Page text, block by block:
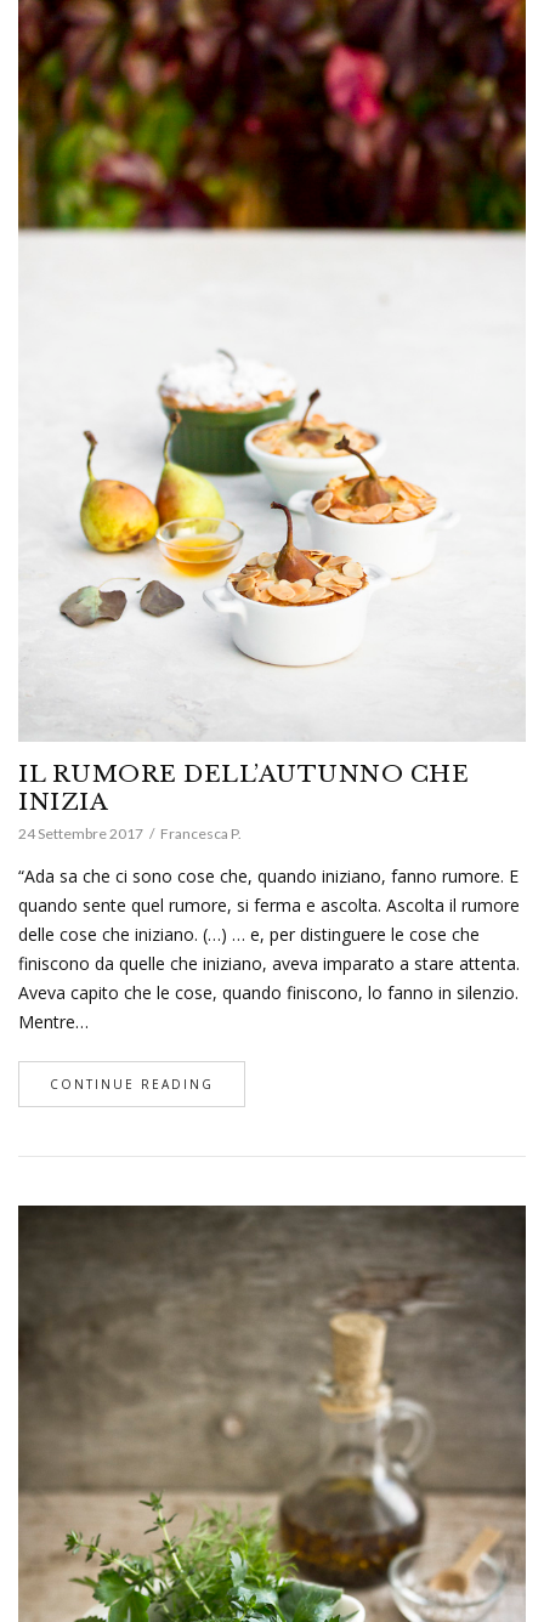
IL RUMORE DELL’AUTUNNO CHE
INIZIA
24 Settembre 2017 Francesca P.
“Ada sa che ci sono cose che, quando iniziano, fanno rumore. E
quando sente quel rumore, si ferma e ascolta. Ascolta il rumore
delle cose che iniziano. (…) … e, per distinguere le cose che
finiscono da quelle che iniziano, aveva imparato a stare attenta.
Aveva capito che le cose, quando finiscono, lo fanno in silenzio.
Mentre…
CONTINUE READING